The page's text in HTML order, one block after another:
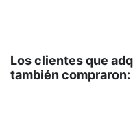
Los clientes que
también compraron: